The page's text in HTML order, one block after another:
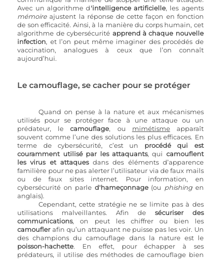
Avec un algorithme d'intelligence artificielle
, les agents
mémoire ajustent la réponse de cette façon en fonction
de son efficacité. Ainsi, à la manière du corps humain, cet
algorithme de cybersécurité apprend à chaque nouvelle
infection, et l’on peut même imaginer des procédés de
vaccination, analogues à ceux que l’on connaît
aujourd’hui.
Le camouflage, se cacher pour se protéger
Quand on pense à la nature et aux mécanismes
utilisés pour se protéger face à une attaque ou un
prédateur, le camouflage, ou mimétisme apparaît
souvent comme l’une des solutions les plus efficaces. En
terme de cybersécurité, c’est un procédé qui est
couramment utilisé par les attaquants, qui camouflent
les virus et attaques dans des éléments d’apparence
familière pour ne pas alerter l’utilisateur via de faux mails
ou de faux sites internet. Pour information, en
cybersécurité on parle d'hameçonnage (ou phishing en
anglais).
Cependant, cette stratégie ne se limite pas à des
utilisations malveillantes. Afin de sécuriser des
communications, on peut les chiffrer ou bien les
camoufler afin qu’un attaquant ne puisse pas les voir. Un
des champions du camouflage dans la nature est le
poisson-hachette. En effet, pour échapper à ses
prédateurs, il utilise des méthodes de camouflage bien